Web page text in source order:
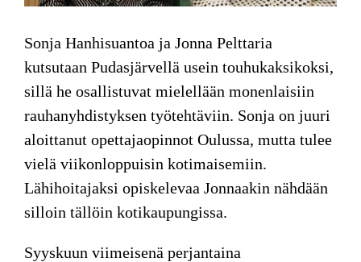
Sonja Hanhisuantoa ja Jonna Pelttaria
kutsutaan Pudasjärvellä usein touhukaksikoksi,
sillä he osallistuvat mielellään monenlaisiin
rauhanyhdistyksen työtehtäviin. Sonja on juuri
aloittanut opettajaopinnot Oulussa, mutta tulee
vielä viikonloppuisin kotimaisemiin.
Lähihoitajaksi opiskelevaa Jonnaakin nähdään
silloin tällöin kotikaupungissa.
Syyskuun viimeisenä perjantaina